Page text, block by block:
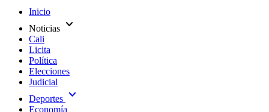
Inicio
Noticias expand_more
Cali
Licita
Política
Elecciones
Judicial
Deportes expand_more
Economía